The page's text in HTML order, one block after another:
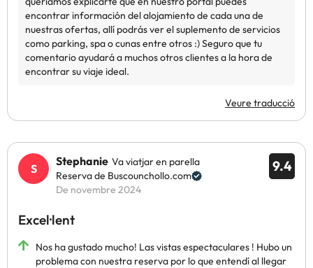
Veure traducció
9.4
Stephanie Va viatjar en parella
Reserva de Buscounchollo.com
De novembre 2024
Excel·lent
Nos ha gustado mucho! Las vistas espectaculares ! Hubo un
problema con nuestra reserva por lo que entendí al llegar